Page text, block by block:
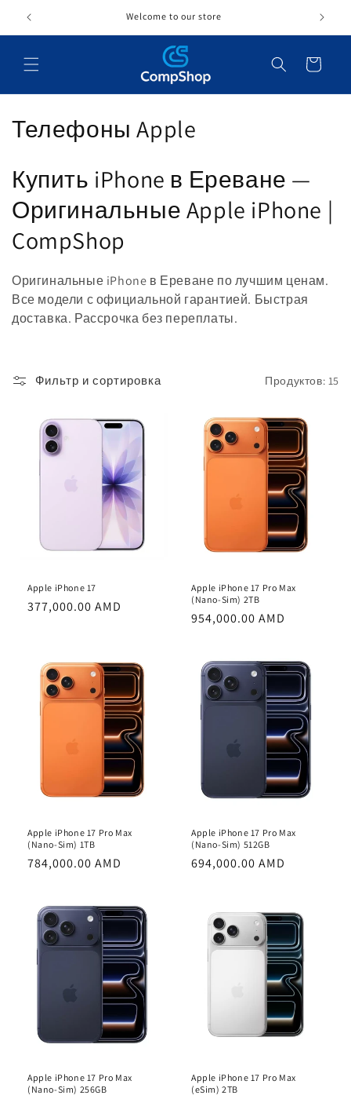
Welcome to our store
Корзина
К
л
л
е
к
ц
я
Телефоны Apple
Купить iPhone в Ереване —
Оригинальные Apple iPhone |
CompShop
Оригинальные iPhone в Ереване по лучшим ценам.
Все модели с официальной гарантией. Быстрая
доставка. Рассрочка без переплаты.
Фильтр и сортировка Продуктов: 15
Apple iPhone 17
Обычная
377,000.00 AMD
Apple iPhone 17 Pro Max
(Nano-Sim) 2TB
Обычная
954,000.00 AMD
Apple iPhone 17 Pro Max
(Nano-Sim) 1TB
Обычная
784,000.00 AMD
Apple iPhone 17 Pro Max
(Nano-Sim) 512GB
Обычная
694,000.00 AMD
Apple iPhone 17 Pro Max
(Nano-Sim) 256GB
Apple iPhone 17 Pro Max
(eSim) 2TB